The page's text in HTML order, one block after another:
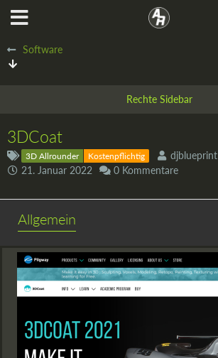
Software
3DCoat
3D Allrounder Kostenpflichtig
djblueprint
21. Januar 2022
0 Kommentare
Allgemein